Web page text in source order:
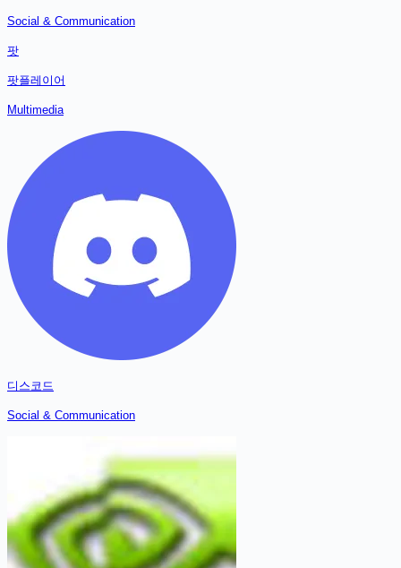
Social & Communication
팟
팟플레이어
Multimedia
디스코드
Social & Communication